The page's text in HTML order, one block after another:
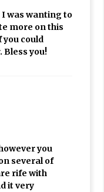
was wanting to
more on this
you could
you!
you
several of
rife with
it very